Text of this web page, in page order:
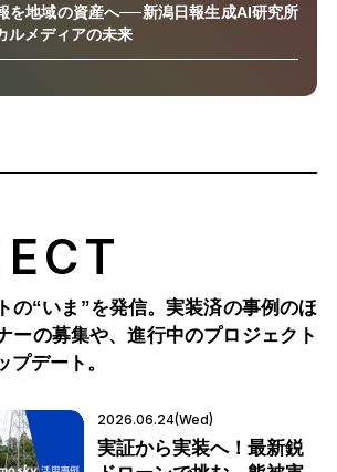
を地域の資産へ──新潟日報生成AI研究所
ルメディアの未来
の“いま”を発信。実装済の事例のほ
ーの募集や、進行中のプロジェクト
プデート。
2026.06.24(Wed)
実証から実装へ！最新鋭